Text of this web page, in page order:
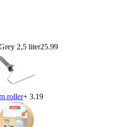
2,5 liter25.99
roller+ 3.19